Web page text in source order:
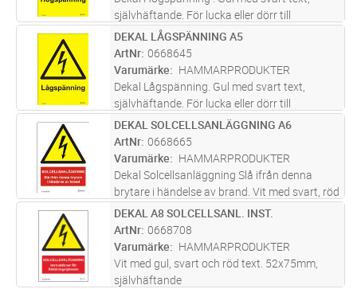
självhäftande. För lucka eller dörr till
kopplingsutrusting vid högspänning. (Vid
arbete utan spänning.)
ST Lägg i kundvagn
DEKAL LÅGSPÄNNING A5
ArtNr 0668645
Varumärke
HAMMARPRODUKTER
Dekal Lågspänning. Gul med svart text,
självhäftande. För lucka eller dörr till
kopplingsutrusting vid högspänning. (Vid
arbete utan spänning.)
ST Lägg i kundvagn
DEKAL SOLCELLSANLÄGGNING A6
ArtNr 0668665
Varumärke
HAMMARPRODUKTER
Dekal Solcellsanläggning Slå ifrån denna
brytare i händelse av brand. Vit med svart, röd
och gul text, självhäftande.
ST Lägg i kundvagn
DEKAL A8 SOLCELLSANL. INST.
ArtNr 0668708
Varumärke
HAMMARPRODUKTER
Vit med gul, svart och röd text. 52x75mm,
självhäftande